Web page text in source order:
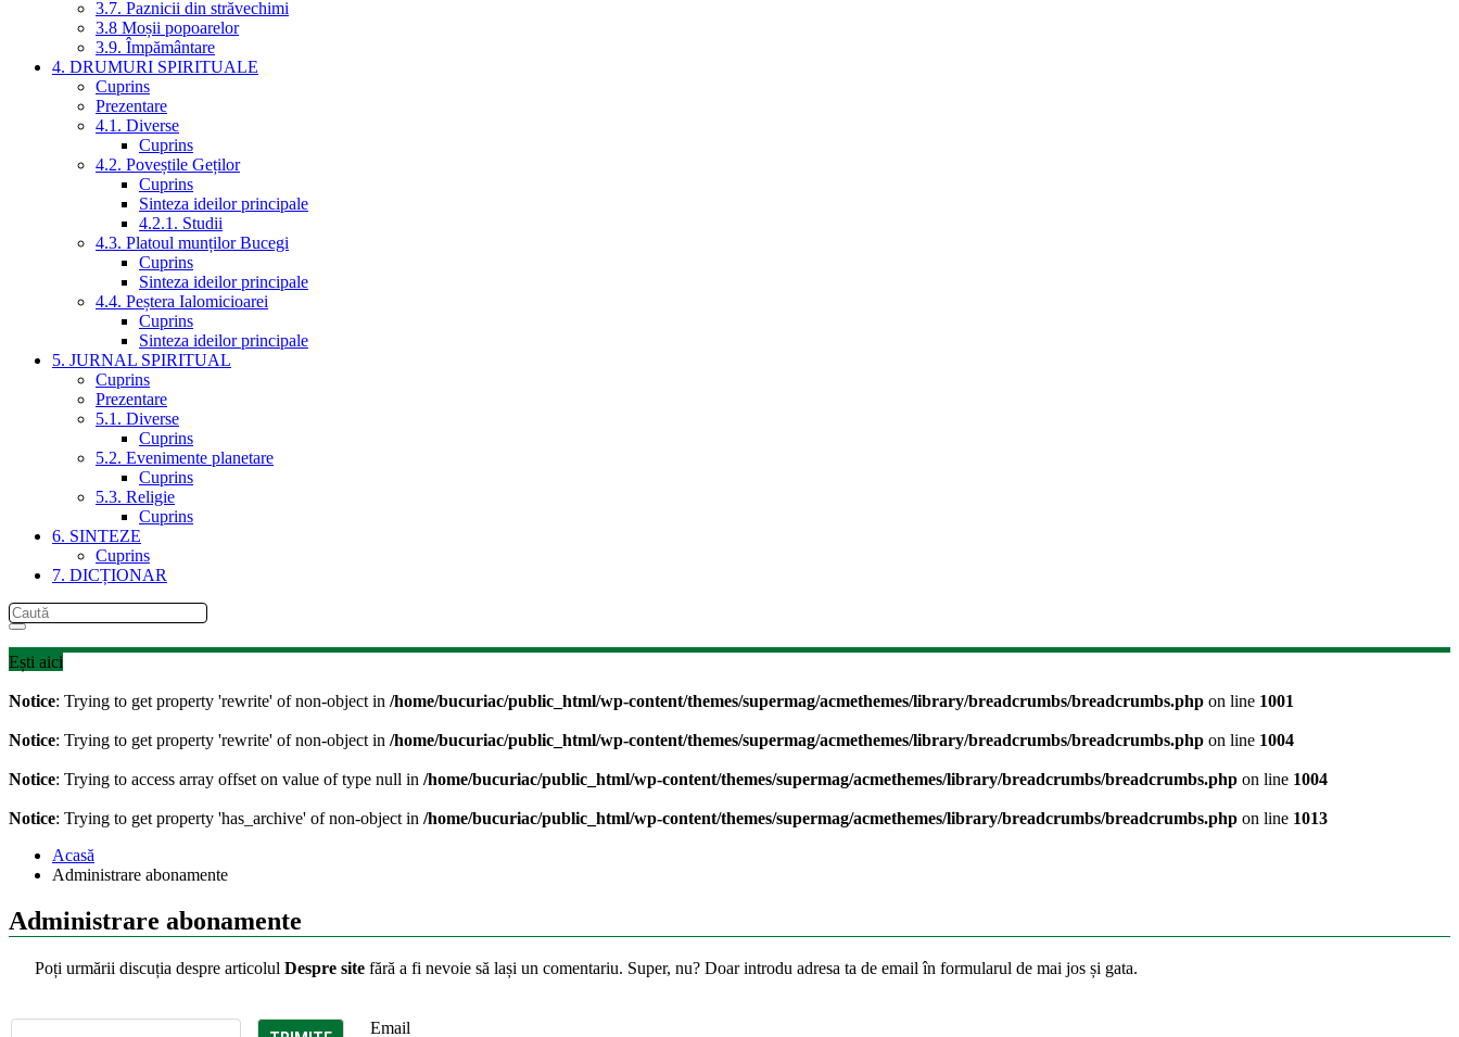
3.7. Paznicii din străvechimi
3.8 Moșii popoarelor
3.9. Împământare
4. DRUMURI SPIRITUALE
Cuprins
Prezentare
4.1. Diverse
Cuprins
4.2. Poveștile Geților
Cuprins
Sinteza ideilor principale
4.2.1. Studii
4.3. Platoul munților Bucegi
Cuprins
Sinteza ideilor principale
4.4. Peștera Ialomicioarei
Cuprins
Sinteza ideilor principale
5. JURNAL SPIRITUAL
Cuprins
Prezentare
5.1. Diverse
Cuprins
5.2. Evenimente planetare
Cuprins
5.3. Religie
Cuprins
6. SINTEZE
Cuprins
7. DICȚIONAR
Ești aici
Notice: Trying to get property 'rewrite' of non-object in /home/bucuriac/public_html/wp-content/themes/supermag/acmethemes/library/breadcrumbs/breadcrumbs.php on line 1001
Notice: Trying to get property 'rewrite' of non-object in /home/bucuriac/public_html/wp-content/themes/supermag/acmethemes/library/breadcrumbs/breadcrumbs.php on line 1004
Notice: Trying to access array offset on value of type null in /home/bucuriac/public_html/wp-content/themes/supermag/acmethemes/library/breadcrumbs/breadcrumbs.php on line 1004
Notice: Trying to get property 'has_archive' of non-object in /home/bucuriac/public_html/wp-content/themes/supermag/acmethemes/library/breadcrumbs/breadcrumbs.php on line 1013
Acasă
Administrare abonamente
Administrare abonamente
Poți urmării discuția despre articolul Despre site fără a fi nevoie să lași un comentariu. Super, nu? Doar introdu adresa ta de email în formularul de mai jos și gata.
Email